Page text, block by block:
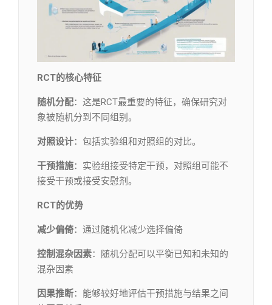
RCT的核心特征
随机分配：这是RCT最重要的特征，确保研究对
象被随机分到不同组别。
对照设计：包括实验组和对照组的对比。
干预措施：实验组接受特定干预，对照组可能不
接受干预或接受安慰剂。
RCT的优势
减少偏倚：通过随机化减少选择偏倚
控制混杂因素：随机分配可以平衡已知和未知的
混杂因素
因果推断：能够较好地评估干预措施与结果之间